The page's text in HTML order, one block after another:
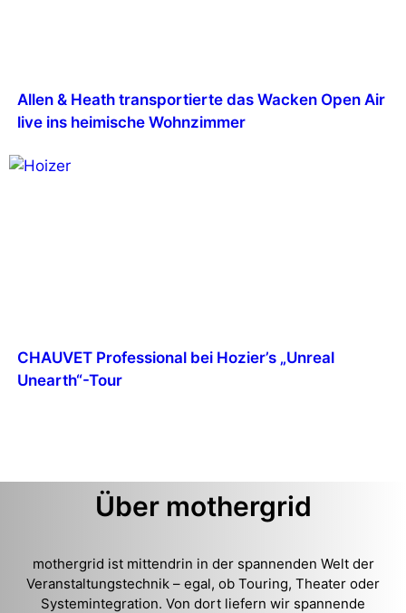
Allen & Heath transportierte das Wacken Open Air
live ins heimische Wohnzimmer
CHAUVET Professional bei Hozier’s „Unreal
Unearth“-Tour
Über mothergrid
mothergrid ist mittendrin in der spannenden Welt der
Veranstaltungstechnik – egal, ob Touring, Theater oder
Systemintegration. Von dort liefern wir spannende